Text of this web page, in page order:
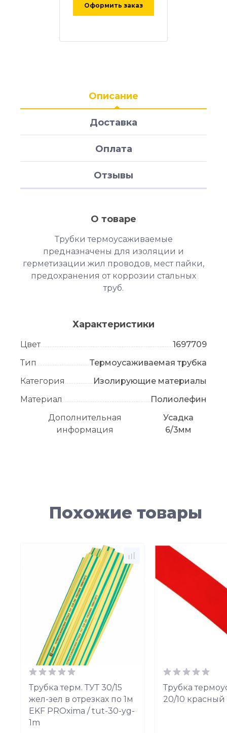
Оформить заказ
Описание
Доставка
Оплата
Отзывы
О товаре
Трубки термоусаживаемые
предназначены для изоляции и
герметизации жил проводов, мест пайки,
предохранения от коррозии стальных
труб.
Характеристики
Цвет
1697709
Тип
Термоусаживаемая трубка
Категория
Изолирующие материалы
Материал
Полиолефин
Дополнительная
информация
Усадка
6/3мм
Похожие товары
Трубка терм. ТУТ 30/15
жел-зел в отрезках по 1м
EKF PROxima / tut-30-yg-
1m
Трубка
20/10 красный